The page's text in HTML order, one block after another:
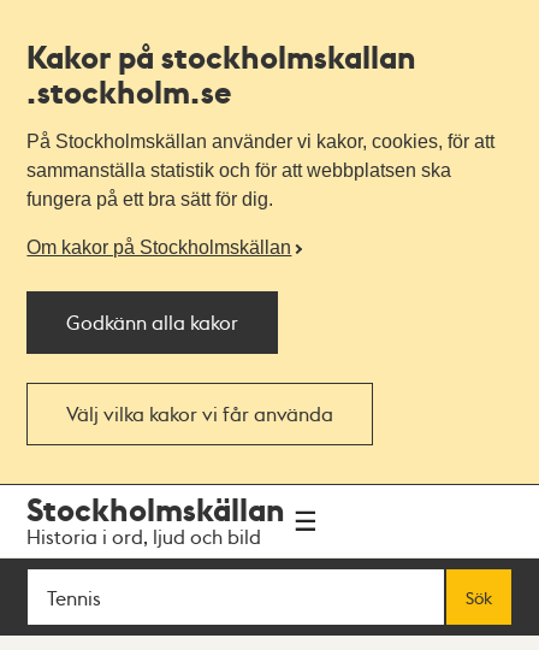
Kakor på stockholmskallan
.stockholm.se
På Stockholmskällan använder vi kakor, cookies, för att
sammanställa statistik och för att webbplatsen ska
fungera på ett bra sätt för dig.
Om kakor på Stockholmskällan
Godkänn alla kakor
Välj vilka kakor vi får använda
navigationen
huvudinnehållet
Stockholmskällan
Historia i ord, ljud och bild
Sök
Sök